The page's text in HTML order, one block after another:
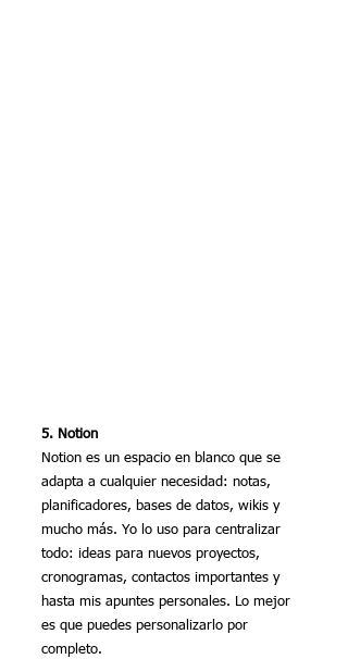
5. Notion
Notion es un espacio en blanco que se
adapta a cualquier necesidad: notas,
planificadores, bases de datos, wikis y
mucho más. Yo lo uso para centralizar
todo: ideas para nuevos proyectos,
cronogramas, contactos importantes y
hasta mis apuntes personales. Lo mejor
es que puedes personalizarlo por
completo.